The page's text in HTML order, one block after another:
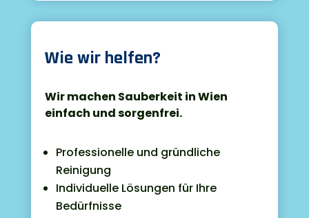
Wie wir helfen?
Wir machen Sauberkeit in Wien
einfach und sorgenfrei.
Professionelle und gründliche
Reinigung
Individuelle Lösungen für Ihre
Bedürfnisse